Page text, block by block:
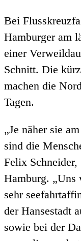
Bei
Hamburger am
einer
Schnitt. Die
machen die
Tagen.
„Je näher sie
sind die
Felix
Hamburg. „Uns
sehr
der Hansestadt
sowie bei der